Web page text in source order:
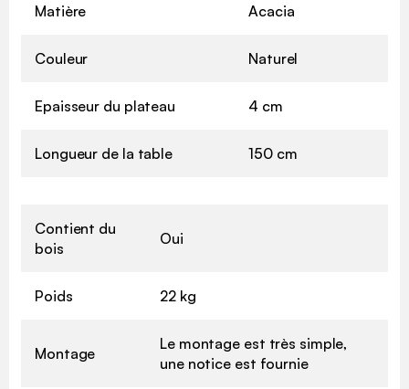
Matière Acacia
Couleur Naturel
Epaisseur du plateau 4 cm
Longueur de la table 150 cm
Contient du
bois
Oui
Poids 22 kg
Montage
Le montage est très simple,
une notice est fournie